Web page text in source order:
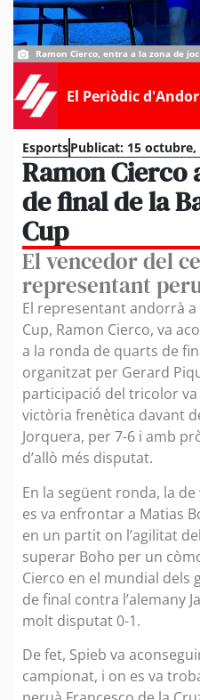
Ramon Cierco, entra a la zona de
El Periòdic
EsportsPublicat: 15 octubre,
Ramon
de final de la
Cup
El vencedor del
representant
El representant andorrà
Cup, Ramon Cierco, va
a la ronda de quarts de
organitzat per Gerard
participació del tricolor
victòria frenètica davant
Jorquera, per 7-6 i amb
d’allò més disputat.
En la següent ronda, la
es va enfrontar a Matias
en un partit on l’agilitat
superar Boho per un
Cierco en el mundial dels
de final contra l’alemany
molt disputat 0-1.
De fet, Spieb va
campionat, i on es va